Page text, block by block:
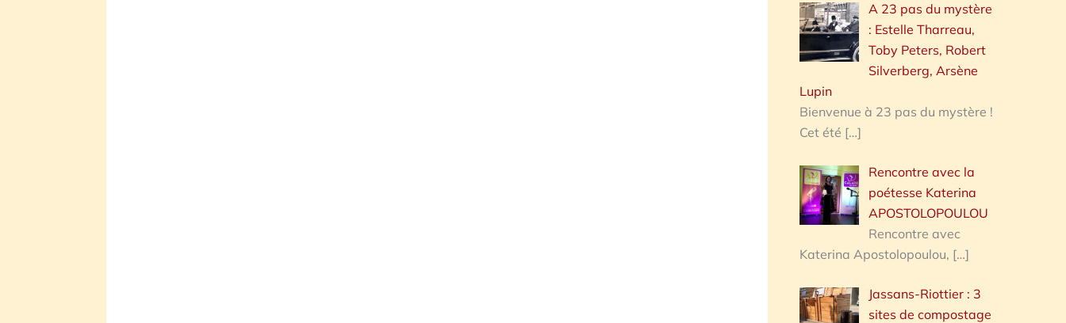
A 23 pas du mystère
: Estelle Tharreau,
Toby Peters, Robert
Silverberg, Arsène
Lupin
Bienvenue à 23 pas du mystère !
Cet été […]
Rencontre avec la
poétesse Katerina
APOSTOLOPOULOU
Rencontre avec
Katerina Apostolopoulou, […]
Jassans-Riottier : 3
sites de compostage